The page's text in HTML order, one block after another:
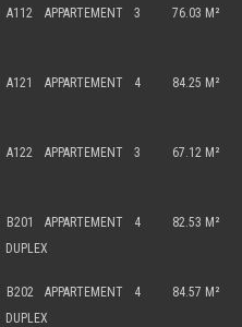
A112 APPARTEMENT 3 76.03 M²
A121 APPARTEMENT 4 84.25 M²
A122 APPARTEMENT 3 67.12 M²
B201
DUPLEX
APPARTEMENT 4 82.53 M²
B202
DUPLEX
APPARTEMENT 4 84.57 M²